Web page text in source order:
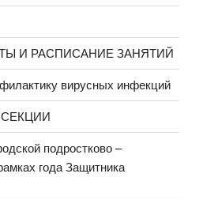
И РАСПИСАНИЕ ЗАНЯТИЙ
вирусных инфекций
подростково –
года Защитника